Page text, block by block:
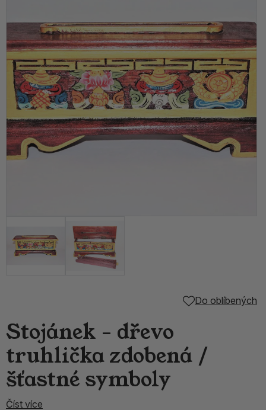
Do oblíbených
Stojánek - dřevo
truhlička zdobená /
šťastné symboly
Číst více